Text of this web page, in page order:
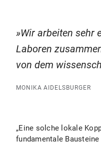
Wir arbeiten sehr
Laboren
von dem
MONIKA AIDELSBURGER
„Eine solche lokale
fundamentale